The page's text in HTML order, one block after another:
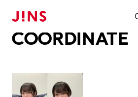
COORDINATE